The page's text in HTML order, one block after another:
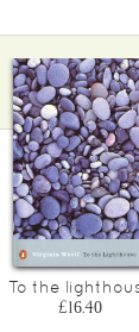
To the
£16.40